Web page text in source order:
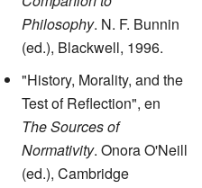
Philosophy. N. F. Bunnin
(ed.), Blackwell, 1996.
"History, Morality, and the
Test of Reflection", en
The Sources of
Normativity. Onora O'Neill
(ed.), Cambridge